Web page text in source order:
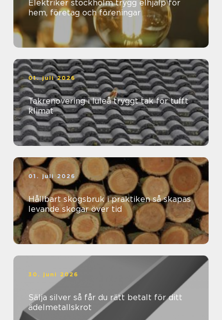
Elektriker stockholm trygg elhjälp för
hem, företag och föreningar
01. juli 2026
Takrenovering i luleå tryggt tak för tufft
klimat
01. juli 2026
Hållbart skogsbruk i praktiken så skapas
levande skogar över tid
30. juni 2026
Sälja silver så får du rätt betalt för ditt
ädelmetallskrot